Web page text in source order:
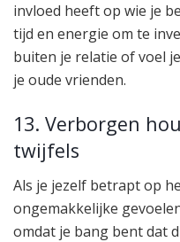
invloed heeft op wie je
tijd en energie om te
buiten je relatie of voel
je oude vrienden.
13. Verborgen
twijfels
Als je jezelf betrapt op
ongemakkelijke
omdat je bang bent dat